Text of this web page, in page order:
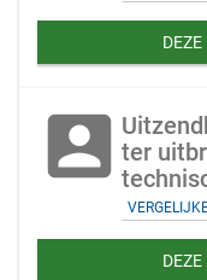
account_box ter